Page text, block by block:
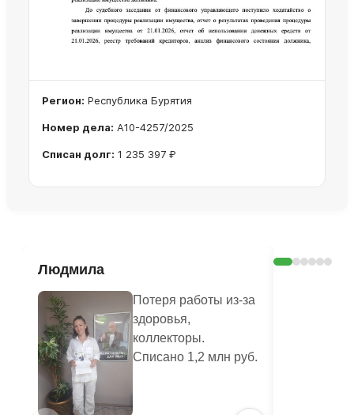
Регион: Республика Бурятия
Номер дела: А10-4257/2025
Списан долг: 1 235 397 ₽
Людмила
Потеря работы из-за
здоровья,
коллекторы.
Списано 1,2 млн руб.